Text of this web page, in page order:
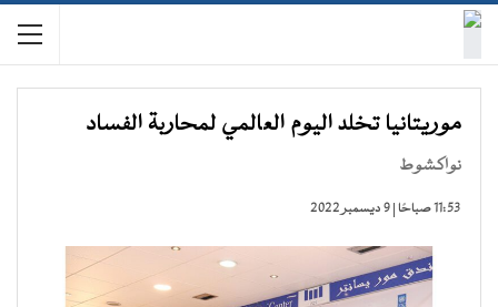
موريتانيا تخلد اليوم العالمي لمحاربة الفساد
نواكشوط
11:53 صباحًا | 9 ديسمبر 2022